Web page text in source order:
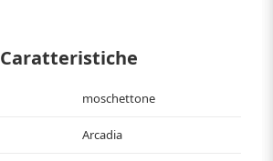
Caratteristiche
moschettone
Arcadia